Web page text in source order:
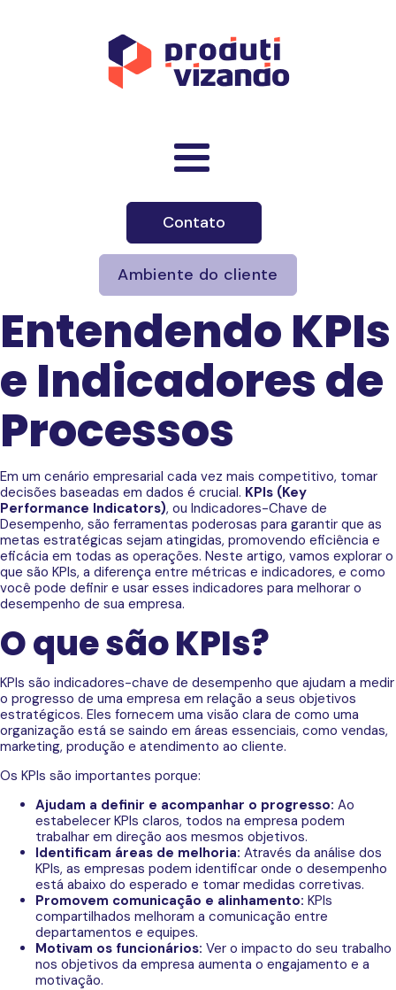
Contato
Ambiente do cliente
Entendendo KPIs
e Indicadores de
Processos
Em um cenário empresarial cada vez mais competitivo, tomar
decisões baseadas em dados é crucial. KPIs (Key
Performance Indicators), ou Indicadores-Chave de
Desempenho, são ferramentas poderosas para garantir que as
metas estratégicas sejam atingidas, promovendo eficiência e
eficácia em todas as operações. Neste artigo, vamos explorar o
que são KPIs, a diferença entre métricas e indicadores, e como
você pode definir e usar esses indicadores para melhorar o
desempenho de sua empresa.
O que são KPIs?
KPIs são indicadores-chave de desempenho que ajudam a medir
o progresso de uma empresa em relação a seus objetivos
estratégicos. Eles fornecem uma visão clara de como uma
organização está se saindo em áreas essenciais, como vendas,
marketing, produção e atendimento ao cliente.
Os KPIs são importantes porque:
Ajudam a definir e acompanhar o progresso: Ao
estabelecer KPIs claros, todos na empresa podem
trabalhar em direção aos mesmos objetivos.
Identificam áreas de melhoria: Através da análise dos
KPIs, as empresas podem identificar onde o desempenho
está abaixo do esperado e tomar medidas corretivas.
Promovem comunicação e alinhamento: KPIs
compartilhados melhoram a comunicação entre
departamentos e equipes.
Motivam os funcionários: Ver o impacto do seu trabalho
nos objetivos da empresa aumenta o engajamento e a
motivação.